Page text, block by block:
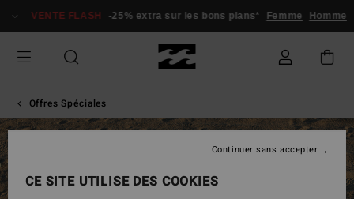
VENTE FLASH -25% extra sur les bons plans* Femme Homme
Offres Spéciales
CE SITE UTILISE DES COOKIES
Continuer sans accepter